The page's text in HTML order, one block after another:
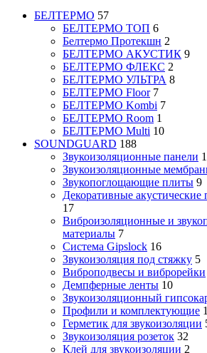
БЕЛТЕРМО 57
БЕЛТЕРМО ТОП 6
Белтермо Протекшн 2
БЕЛТЕРМО АКУСТИК 9
БЕЛТЕРМО ФЛЕКС 2
БЕЛТЕРМО УЛЬТРА 8
БЕЛТЕРМО Floor 7
БЕЛТЕРМО Kombi 7
БЕЛТЕРМО Room 1
БЕЛТЕРМО Multi 10
SOUNDGUARD 188
Звукоизоляционные панели
Звукоизоляционные
Звукопоглощающие плиты 9
Декоративные
17
Виброизоляционные и
материалы 7
Система Gipslock 16
Звукоизоляция под стяжку 5
Виброподвесы и виброрейки
Демпферные ленты 10
Звукоизоляционный
Профили и комплектующие
Герметик для звукоизоляции
Звукоизоляция розеток 32
Клей для звукоизоляции 2